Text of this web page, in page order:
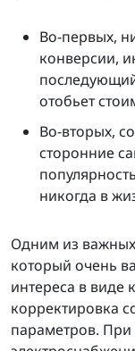
Во-первых,
конверсии,
отобьет
Во-вторых,
сторонние
никогда в
Одним из
который очень
интереса в виде
корректировка
параметров. При